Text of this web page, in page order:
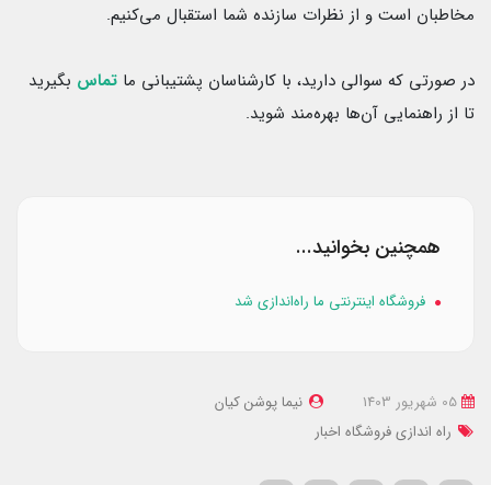
مخاطبان است و از نظرات سازنده شما استقبال می‌کنیم.
در صورتی که سوالی دارید، با کارشناسان پشتیبانی ما تماس بگیرید
تا از راهنمایی آن‌ها بهره‌مند شوید.
همچنین بخوانید...
فروشگاه اینترنتی ما راه‌اندازی شد
نیما پوشن کیان
راه اندازی فروشگاه اخبار